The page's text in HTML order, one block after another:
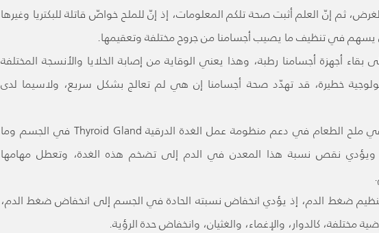
ثم إنّ العلم أثبت صحة تلكم المعلومات، إذ إنّ للملح خواصّ قاتلة للبكتريا وغيرها
يسهم في تنظيف ما يصيب أجسامنا من جروح مختلفة وتعقيمها.
أجهزة أجسامنا رطبة، وهذا يعني الوقاية من إصابة الخلايا والأنسجة المختلفة
خطيرة، قد تهدّد صحة أجسامنا إن هي لم تعالج بشكل سريع، ولاسيما لدى
ويفيد معدن اليود المتوافر في ملح الطعام في دعم منظومة عمل الغدة الدرقية Thyroid Gland في الجسم وما
ويؤدي نقص نسبة هذا المعدن في الدم إلى تضخم هذه الغدة، وتعطل مهامها
ضغط الدم، إذ يؤدي انخفاض نسبته الحادة في الجسم إلى انخفاض ضغط الدم،
مختلفة، كالدوار، والإغماء، والغثيان، وانخفاض حدة الرؤية.